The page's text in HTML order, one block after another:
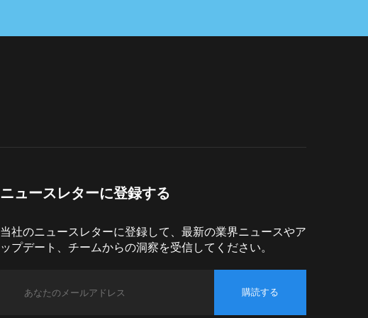
ニュースレターに登録する
当社のニュースレターに登録して、最新の業界ニュースやア
ップデート、チームからの洞察を受信してください。
購読する